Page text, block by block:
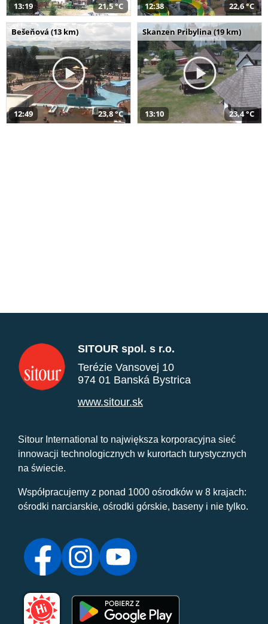
13:19 21,5 °C 12:38 22,6 °C
Bešeňová (13 km)
12:49 23,8 °C
Skanzen Pribylina (19 km)
13:10 23,4 °C
SITOUR spol. s r.o.
Terézie Vansovej 10
974 01 Banská Bystrica
www.sitour.sk
Sitour International to największa korporacyjna sieć
innowacji technologicznych w kurortach turystycznych
na świecie.
Współpracujemy z ponad 1000 ośrodków w 8 krajach:
ośrodki narciarskie, ośrodki górskie, baseny i nie tylko.